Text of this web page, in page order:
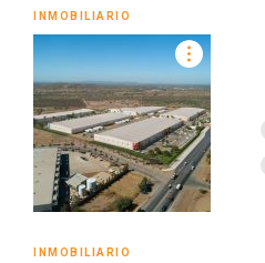
INMOBILIARIO
INMOBILIARIO